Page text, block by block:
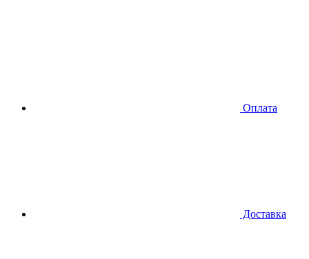
Оплата
Доставка